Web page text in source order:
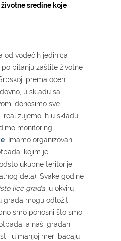
sredine koje
od vodećih jedinica
pitanju zaštite životne
prema oceni
u skladu sa
donosimo sve
realizujemo ih u skladu
monitoring
. Imamo organizovan
kojim je
ukupne teritorije
dela). Svake godine
lice grada , u okviru
grada mogu odložiti
smo ponosni što smo
a naši građani
i u manjoj meri bacaju